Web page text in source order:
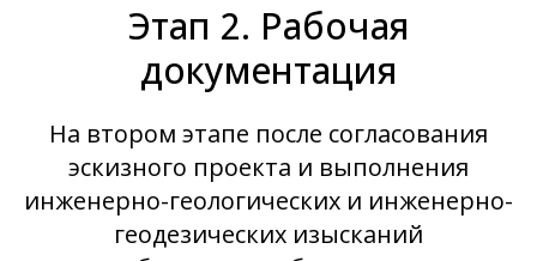
Этап 2. Рабочая
документация
На втором этапе после согласования
эскизного проекта и выполнения
инженерно-геологических и инженерно-
геодезических изысканий